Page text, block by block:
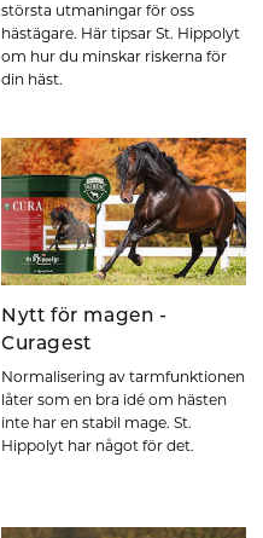
största utmaningar för oss
hästägare. Här tipsar St. Hippolyt
om hur du minskar riskerna för
din häst.
Nytt för magen -
Curagest
Normalisering av tarmfunktionen
låter som en bra idé om hästen
inte har en stabil mage. St.
Hippolyt har något för det.